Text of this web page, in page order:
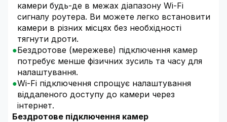
камери будь-де в межах діапазону Wi-Fi
сигналу роутера. Ви можете легко встановити
камери в різних місцях без необхідності
тягнути дроти.
Бездротове (мережеве) підключення камер
потребує менше фізичних зусиль та часу для
налаштування.
Wi-Fi підключення спрощує налаштування
віддаленого доступу до камери через
інтернет.
Бездротове підключення камер